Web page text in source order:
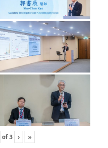
of3 › »